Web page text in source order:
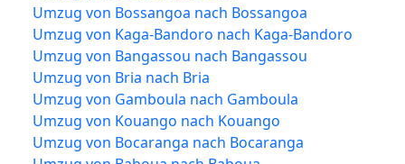
Umzug von Bossangoa nach Bossangoa
Umzug von Kaga-Bandoro nach Kaga-Bandoro
Umzug von Bangassou nach Bangassou
Umzug von Bria nach Bria
Umzug von Gamboula nach Gamboula
Umzug von Kouango nach Kouango
Umzug von Bocaranga nach Bocaranga